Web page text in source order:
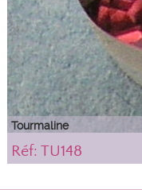
Tourmaline
Réf: TU148